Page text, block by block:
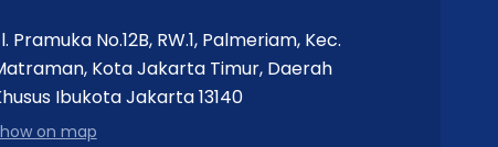
Pramuka No.12B, RW.1, Palmeriam, Kec.
Kota Jakarta Timur, Daerah
Ibukota Jakarta 13140
on map